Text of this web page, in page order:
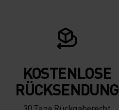
KOSTENLOSE
RÜCKSENDUNG